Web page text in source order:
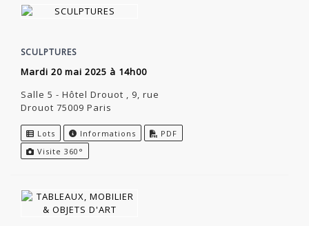
SCULPTURES
mardi 20 mai 2025 à 14h00
Salle 5 - Hôtel Drouot , 9, rue
Drouot 75009 Paris
Lots Informations
PDF
Visite 360°